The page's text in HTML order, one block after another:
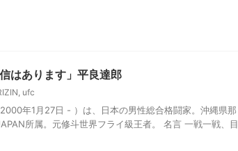
はあります」平良達郎
, ufc
年1月27日 - ）は、日本の男性総合格闘家。沖縄県那
所属。元修斗世界フライ級王者。 名言 一戦一戦、目